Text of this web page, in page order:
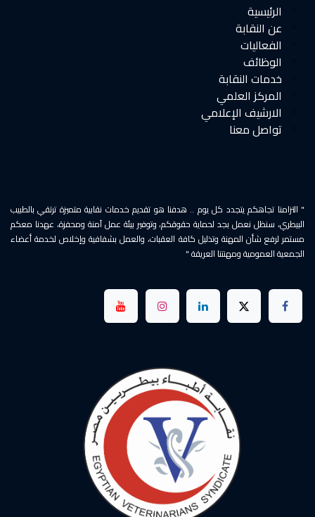
الرئيسية
عن النقابة
الفعاليات
الوظائف
خدمات النقابة
المركز العلمي
الارشيف الإعلامي
تواصل معنا
" التزامنا تجاهكم يتجدد كل يوم .. هدفنا هو تقديم خدمات نقابية متميزة ترتقي بالطبيب
البيطري، سنظل نعمل بجد لحماية حقوقكم، وتوفير بيئة عمل آمنة ومحفزة، عهدنا معكم
مستمر لرفع شأن المهنة وتذليل كافة العقبات، والعمل بشفافية وإخلاص لخدمة أعضاء
الجمعية العمومية ومهنتنا العريقة "